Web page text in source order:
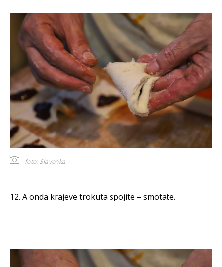
foto: Slavonka
12. A onda krajeve trokuta spojite – smotate.